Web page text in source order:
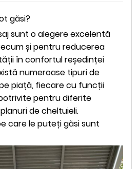
găsi?
sunt o alegere excelentă
și pentru reducerea
în confortul reședinței
numeroase tipuri de
piață, fiecare cu funcții
pentru diferite
de cheltuieli.
care le puteți găsi sunt